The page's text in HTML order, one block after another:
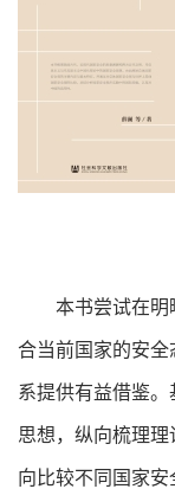
本书尝试在明晰
合当前国家的安
系提供有益借鉴
思想，纵向梳理
向比较不同国家安